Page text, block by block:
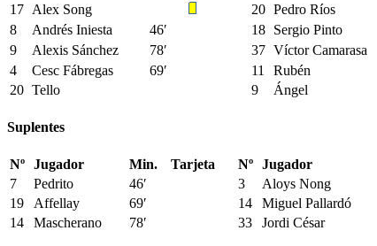
17 Alex Song 20 Pedro Ríos
8
Andrés Iniesta 46′ 18 Sergio Pinto
9
Alexis Sánchez 78′ 37 Víctor Camarasa
4
Cesc Fábregas 69′ 11 Rubén
20 Tello 9 Ángel
Suplentes
Nº Jugador Min. Tarjeta Nº Jugador
7
Pedrito 46′ 3 Aloys Nong
19
Affellay 69′ 14 Miguel Pallardó
14
Mascherano 78′ 33 Jordi César